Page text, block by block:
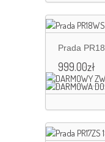
Prada
999.00zł